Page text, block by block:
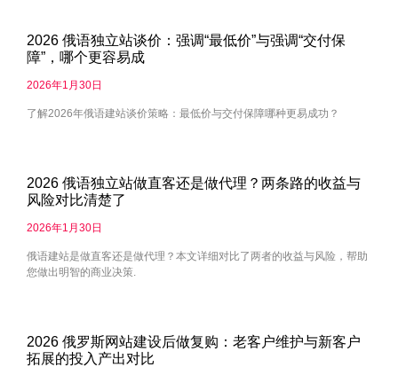
2026 俄语独立站谈价：强调“最低价”与强调“交付保
障”，哪个更容易成
2026年1月30日
了解2026年俄语建站谈价策略：最低价与交付保障哪种更易成功？
2026 俄语独立站做直客还是做代理？两条路的收益与
风险对比清楚了
2026年1月30日
俄语建站是做直客还是做代理？本文详细对比了两者的收益与风险，帮助
您做出明智的商业决策.
2026 俄罗斯网站建设后做复购：老客户维护与新客户
拓展的投入产出对比